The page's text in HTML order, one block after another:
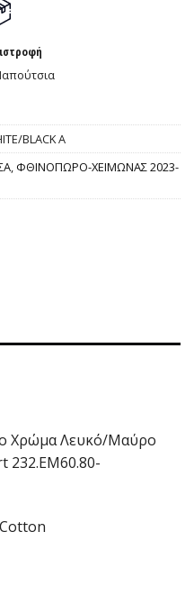
BLACK A
, ΦΘΙΝΟΠΩΡΟ-ΧΕΙΜΩΝΑΣ 2023-
Χρώμα Λευκό/Μαύρο
232.EM60.80-